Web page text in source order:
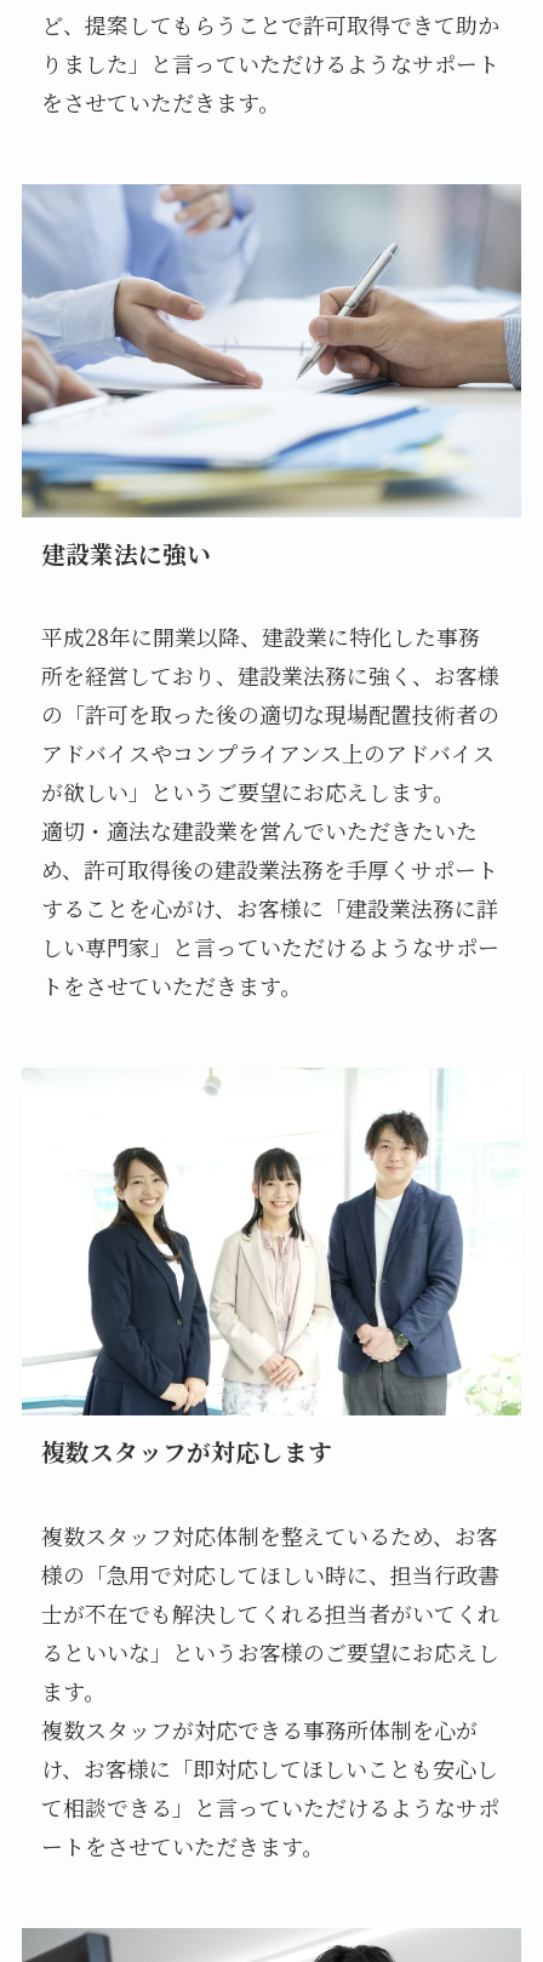
ど、提案してもらうことで許可取得できて助か
りました」と言っていただけるようなサポート
をさせていただきます。
建設業法に強い
平成28年に開業以降、建設業に特化した事務
所を経営しており、建設業法務に強く、お客様
の「許可を取った後の適切な現場配置技術者の
アドバイスやコンプライアンス上のアドバイス
が欲しい」というご要望にお応えします。
適切・適法な建設業を営んでいただきたいた
め、許可取得後の建設業法務を手厚くサポート
することを心がけ、お客様に「建設業法務に詳
しい専門家」と言っていただけるようなサポー
トをさせていただきます。
複数スタッフが対応します
複数スタッフ対応体制を整えているため、お客
様の「急用で対応してほしい時に、担当行政書
士が不在でも解決してくれる担当者がいてくれ
るといいな」というお客様のご要望にお応えし
ます。
複数スタッフが対応できる事務所体制を心が
け、お客様に「即対応してほしいことも安心し
て相談できる」と言っていただけるようなサポ
ートをさせていただきます。